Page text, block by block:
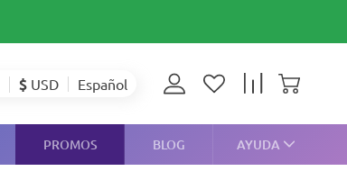
$ USD Español
PROMOS BLOG AYUDA